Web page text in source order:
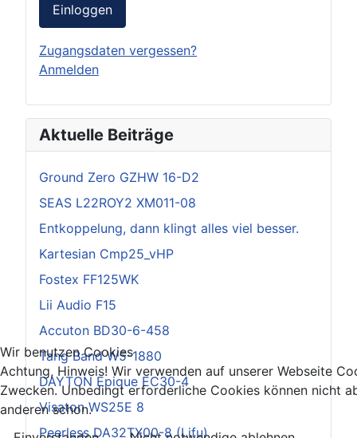
Einloggen
Zugangsdaten vergessen?
Anmelden
Aktuelle Beiträge
Ground Zero GZHW 16-D2
SEAS L22ROY2 XM011-08
Entkoppelung, dann klingt alles viel besser.
Kartesian Cmp25_vHP
Fostex FF125WK
Lii Audio F15
Accuton BD30-6-458
Tang Band W5-1880
DAYTON Epique EC30-4
Visaton WS25E 8
Peerless DA32TX00-8 (Lifu)
Wir benutzen Cookies
Achtung, Hinweis! Wir verwenden auf unserer Webseite
Zwecken. Unbedingt erforderliche Cookies können nicht
anderen schon.